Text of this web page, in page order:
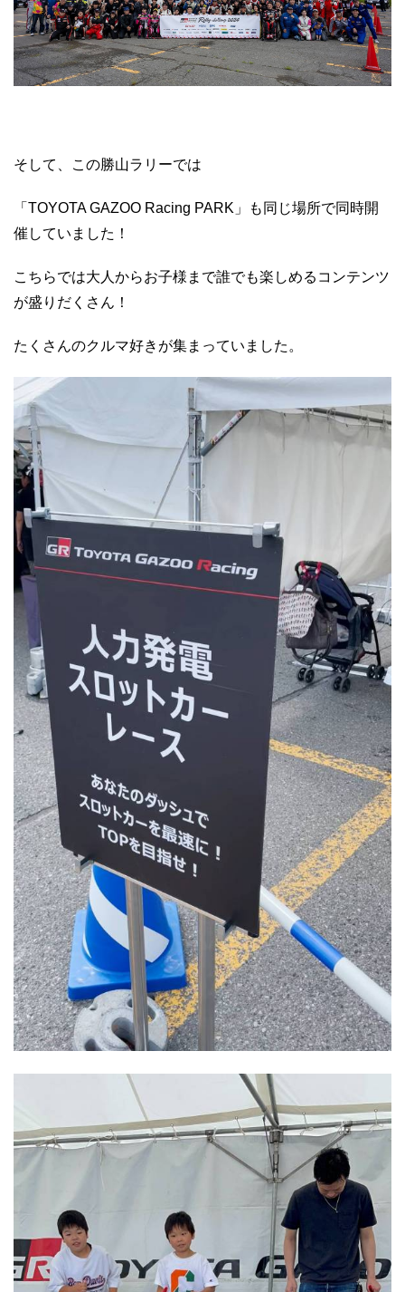
そして、この勝山ラリーでは
「TOYOTA GAZOO Racing PARK」も同じ場所で同時開
催していました！
こちらでは大人からお子様まで誰でも楽しめるコンテンツ
が盛りだくさん！
たくさんのクルマ好きが集まっていました。